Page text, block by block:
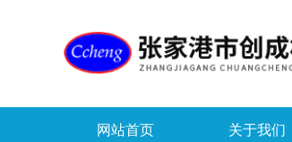
网站首页 关于我们